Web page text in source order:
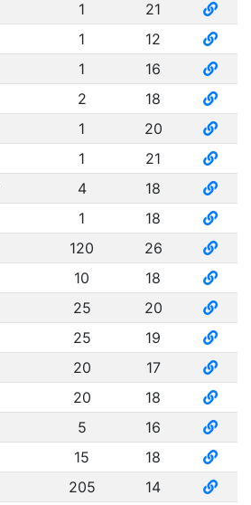
1
21
1
12
1
16
2
18
1
20
1
21
4
18
1
18
120
26
10
18
25
20
25
19
20
17
20
18
5
16
15
18
205
14